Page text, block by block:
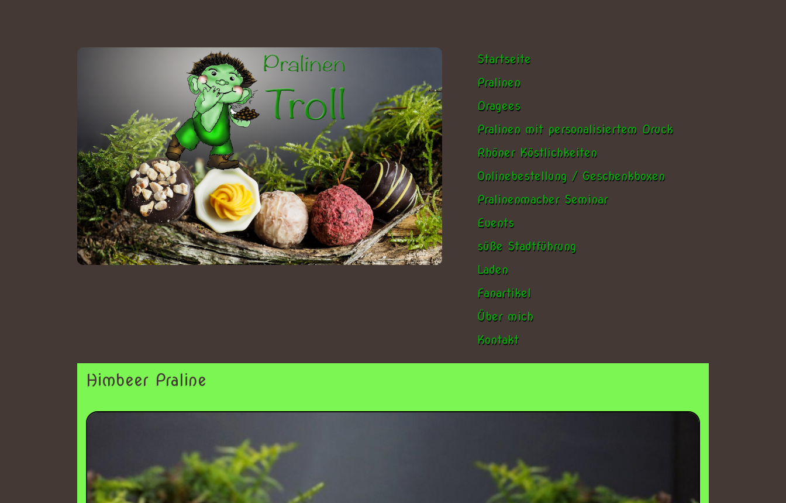
Startseite
Pralinen
Dragees
Pralinen mit personalisiertem Druck
Rhöner Köstlichkeiten
Onlinebestellung / Geschenkboxen
Pralinenmacher Seminar
Events
süße Stadtführung
Laden
Fanartikel
Über mich
Kontakt
Himbeer Praline